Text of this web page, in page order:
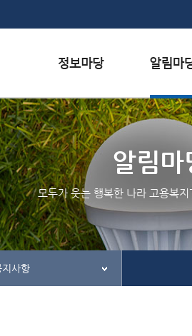
서식자료실
채용정보
인재정보
관련사이트
행사일정
공지사항
홍보/보도
알림마
모두가 웃는 행복한 나라 고용복지
지사항